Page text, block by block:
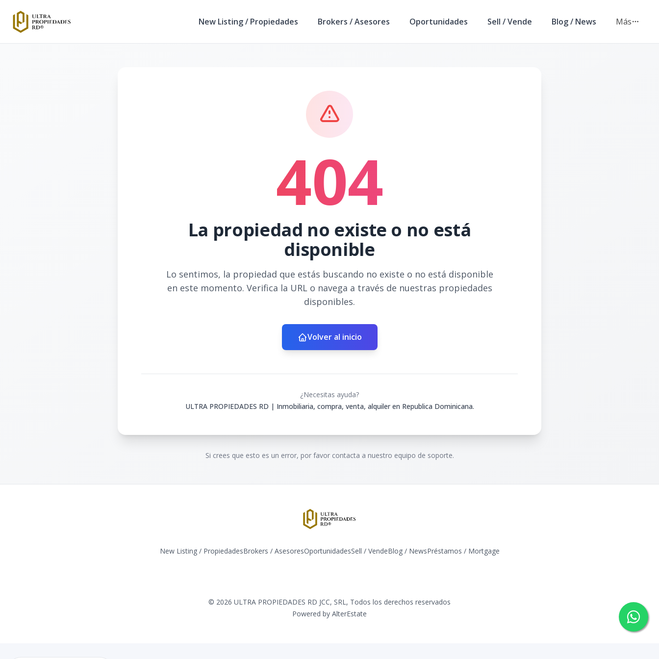
New Listing / Propiedades Brokers / Asesores Oportunidades Sell / Vende Blog / News Más
404
La propiedad no existe o no está
disponible
Lo sentimos, la propiedad que estás buscando no existe o no está disponible
en este momento. Verifica la URL o navega a través de nuestras propiedades
disponibles.
Volver al inicio
¿Necesitas ayuda?
ULTRA PROPIEDADES RD | Inmobiliaria, compra, venta, alquiler en Republica Dominicana.
Si crees que esto es un error, por favor contacta a nuestro equipo de soporte.
New Listing / PropiedadesBrokers / AsesoresOportunidadesSell / VendeBlog / News​Préstamos / Mortgage
© 2026 ULTRA PROPIEDADES RD JCC, SRL, Todos los derechos reservados
Powered by AlterEstate